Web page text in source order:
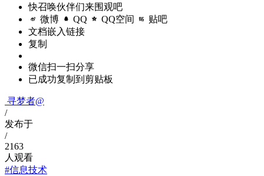
快召唤伙伴们来围观吧
微博 QQ QQ空间 贴吧
文档嵌入链接
复制
微信扫一扫分享
已成功复制到剪贴板
寻梦者@
/
发布于
/
2163
人观看
#信息技术